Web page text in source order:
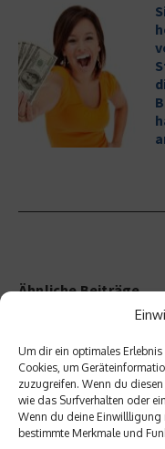
Um dir ein optimales
Cookies, um
zuzugreifen. Wenn du
wie das Surfverhalten oder
Wenn du deine Einwillligung
bestimmte Merkmale und
Ähnliche Beiträge